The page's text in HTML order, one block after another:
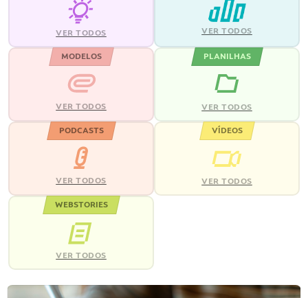
VER TODOS VER TODOS
MODELOS
VER TODOS
PLANILHAS
VER TODOS
PODCASTS
VER TODOS
VÍDEOS
VER TODOS
WEBSTORIES
VER TODOS